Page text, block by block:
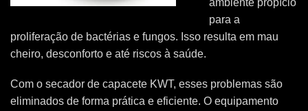
ambiente propício
para a
proliferação de bactérias e fungos. Isso resulta em mau
cheiro, desconforto e até riscos à saúde.
Com o secador de capacete KWT, esses problemas são
eliminados de forma prática e eficiente. O equipamento